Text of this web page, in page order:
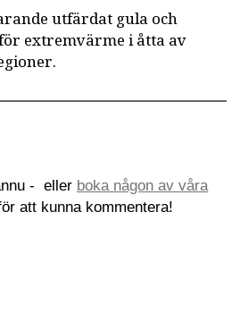
utfärdat gula och
extremvärme i åtta av
- eller boka någon av våra
att kunna kommentera!